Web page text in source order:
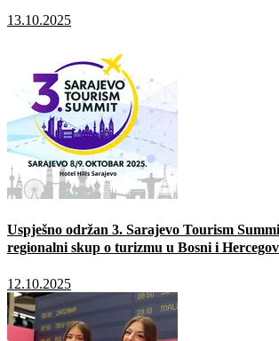
13.10.2025
Uspješno održan 3. Sarajevo Tourism
regionalni skup o turizmu u Bosni i
12.10.2025